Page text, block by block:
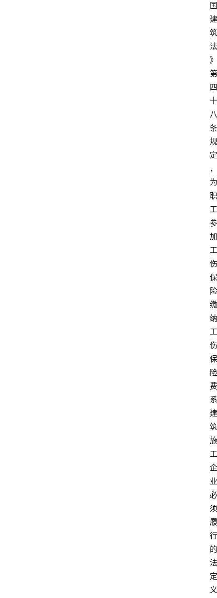
国
建
筑
法
》
第
四
十
八
条
规
定
，
为
职
工
参
加
工
伤
保
险
缴
纳
工
伤
保
险
费
系
建
筑
施
工
企
业
必
须
履
行
的
法
定
义